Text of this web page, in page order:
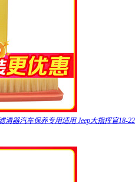
清器汽车保养专用适用 Jeep大指挥官18-22